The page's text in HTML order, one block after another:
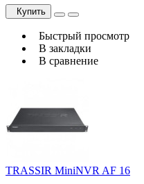
Купить
Быстрый просмотр
В закладки
В сравнение
TRASSIR MiniNVR AF 16